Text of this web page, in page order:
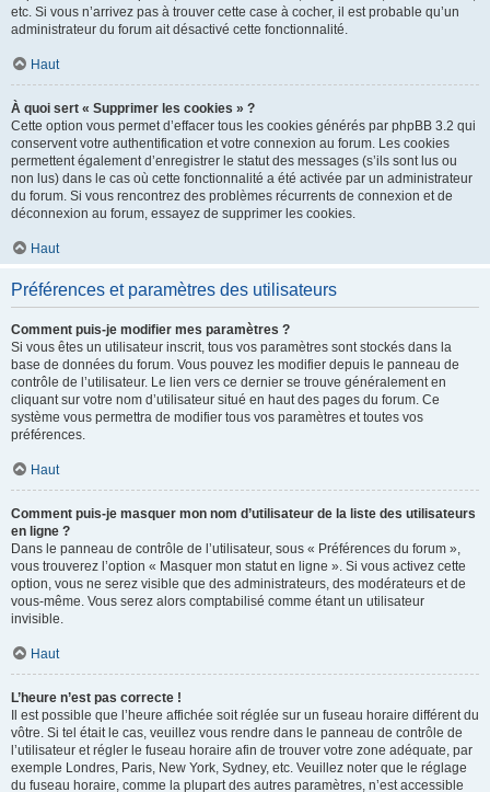
etc. Si vous n’arrivez pas à trouver cette case à cocher, il est probable qu’un
administrateur du forum ait désactivé cette fonctionnalité.
Haut
À quoi sert « Supprimer les cookies » ?
Cette option vous permet d’effacer tous les cookies générés par phpBB 3.2 qui
conservent votre authentification et votre connexion au forum. Les cookies
permettent également d’enregistrer le statut des messages (s’ils sont lus ou
non lus) dans le cas où cette fonctionnalité a été activée par un administrateur
du forum. Si vous rencontrez des problèmes récurrents de connexion et de
déconnexion au forum, essayez de supprimer les cookies.
Haut
Préférences et paramètres des utilisateurs
Comment puis-je modifier mes paramètres ?
Si vous êtes un utilisateur inscrit, tous vos paramètres sont stockés dans la
base de données du forum. Vous pouvez les modifier depuis le panneau de
contrôle de l’utilisateur. Le lien vers ce dernier se trouve généralement en
cliquant sur votre nom d’utilisateur situé en haut des pages du forum. Ce
système vous permettra de modifier tous vos paramètres et toutes vos
préférences.
Haut
Comment puis-je masquer mon nom d’utilisateur de la liste des utilisateurs
en ligne ?
Dans le panneau de contrôle de l’utilisateur, sous « Préférences du forum »,
vous trouverez l’option « Masquer mon statut en ligne ». Si vous activez cette
option, vous ne serez visible que des administrateurs, des modérateurs et de
vous-même. Vous serez alors comptabilisé comme étant un utilisateur
invisible.
Haut
L’heure n’est pas correcte !
Il est possible que l’heure affichée soit réglée sur un fuseau horaire différent du
vôtre. Si tel était le cas, veuillez vous rendre dans le panneau de contrôle de
l’utilisateur et régler le fuseau horaire afin de trouver votre zone adéquate, par
exemple Londres, Paris, New York, Sydney, etc. Veuillez noter que le réglage
du fuseau horaire, comme la plupart des autres paramètres, n’est accessible